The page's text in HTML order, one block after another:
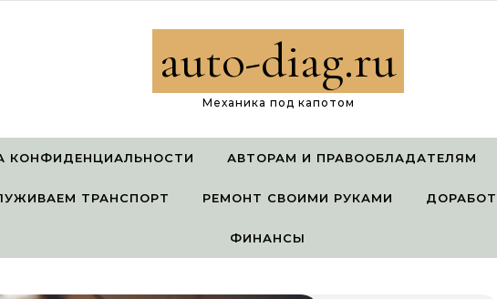
auto-diag.ru
Механика под капотом
КОНФИДЕНЦИАЛЬНОСТИ АВТОРАМ И ПРАВООБЛАДАТЕЛЯМ
ТРАНСПОРТ РЕМОНТ СВОИМИ РУКАМИ
ФИНАНСЫ